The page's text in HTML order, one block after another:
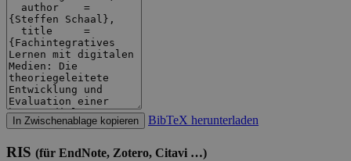
In Zwischenablage kopieren BibTeX herunterladen
RIS (für EndNote, Zotero, Citavi …)